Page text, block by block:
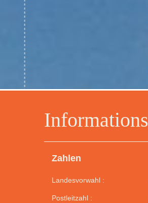
Informations
Zahlen
Landesvorwahl :
Postleitzahl :